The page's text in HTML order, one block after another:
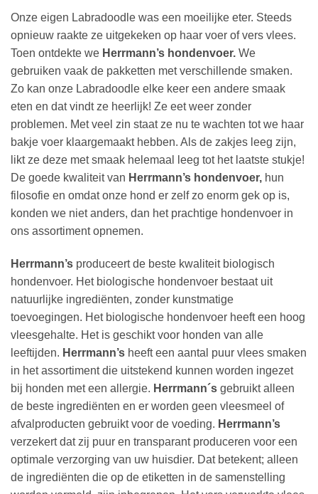
Onze eigen Labradoodle was een moeilijke eter. Steeds
opnieuw raakte ze uitgekeken op haar voer of vers vlees.
Toen ontdekte we Herrmann’s hondenvoer. We
gebruiken vaak de pakketten met verschillende smaken.
Zo kan onze Labradoodle elke keer een andere smaak
eten en dat vindt ze heerlijk! Ze eet weer zonder
problemen. Met veel zin staat ze nu te wachten tot we haar
bakje voer klaargemaakt hebben. Als de zakjes leeg zijn,
likt ze deze met smaak helemaal leeg tot het laatste stukje!
De goede kwaliteit van Herrmann’s hondenvoer, hun
filosofie en omdat onze hond er zelf zo enorm gek op is,
konden we niet anders, dan het prachtige hondenvoer in
ons assortiment opnemen.
Herrmann’s produceert de beste kwaliteit biologisch
hondenvoer. Het biologische hondenvoer bestaat uit
natuurlijke ingrediënten, zonder kunstmatige
toevoegingen. Het biologische hondenvoer heeft een hoog
vleesgehalte. Het is geschikt voor honden van alle
leeftijden. Herrmann’s heeft een aantal puur vlees smaken
in het assortiment die uitstekend kunnen worden ingezet
bij honden met een allergie. Herrmann´s gebruikt alleen
de beste ingrediënten en er worden geen vleesmeel of
afvalproducten gebruikt voor de voeding. Herrmann’s
verzekert dat zij puur en transparant produceren voor een
optimale verzorging van uw huisdier. Dat betekent; alleen
de ingrediënten die op de etiketten in de samenstelling